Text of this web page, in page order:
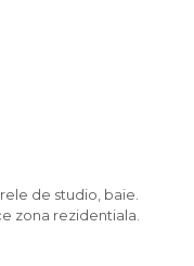
de studio, baie.
zona rezidentiala.